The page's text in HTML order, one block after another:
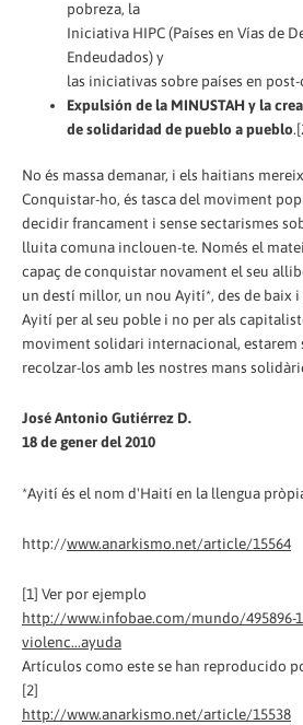
pobreza, la
Iniciativa HIPC (Países en Vías de
Endeudados) y
las iniciativas sobre países en
Expulsión de la MINUSTAH y la
de solidaridad de pueblo a pueblo
No és massa demanar, i els haitians
Conquistar-ho, és tasca del moviment
decidir francament i sense sectarismes
lluita comuna inclouen-te. Només el
capaç de conquistar novament el seu
un destí millor, un nou Ayití*, des de baix
Ayití per al seu poble i no per als
moviment solidari internacional, estarem
recolzar-los amb les nostres mans
José Antonio Gutiérrez D.
18 de gener del 2010
*Ayití és el nom d'Haití en la llengua
http://www.anarkismo.net/article/15564
[1] Ver por ejemplo
http://www.infobae.com/mundo/495896-
violenc...ayuda
Artículos como este se han reproducido
[2]
http://www.anarkismo.net/article/15538